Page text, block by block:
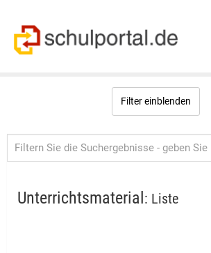
Filter einblenden
Unterrichtsmaterial : Liste